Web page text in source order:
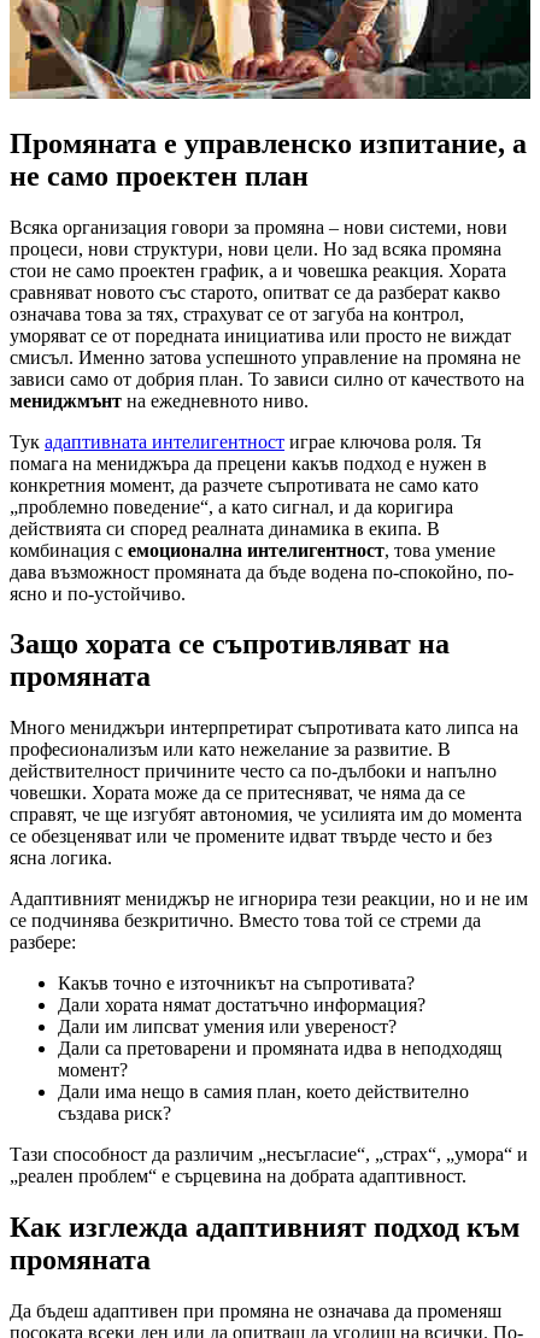
Промяната е управленско изпитание, а
не само проектен план
Всяка организация говори за промяна – нови системи, нови
процеси, нови структури, нови цели. Но зад всяка промяна
стои не само проектен график, а и човешка реакция. Хората
сравняват новото със старото, опитват се да разберат какво
означава това за тях, страхуват се от загуба на контрол,
уморяват се от поредната инициатива или просто не виждат
смисъл. Именно затова успешното управление на промяна не
зависи само от добрия план. То зависи силно от качеството на
мениджмънт на ежедневното ниво.
Тук адаптивната интелигентност играе ключова роля. Тя
помага на мениджъра да прецени какъв подход е нужен в
конкретния момент, да разчете съпротивата не само като
„проблемно поведение“, а като сигнал, и да коригира
действията си според реалната динамика в екипа. В
комбинация с емоционална интелигентност, това умение
дава възможност промяната да бъде водена по-спокойно, по-
ясно и по-устойчиво.
Защо хората се съпротивляват на
промяната
Много мениджъри интерпретират съпротивата като липса на
професионализъм или като нежелание за развитие. В
действителност причините често са по-дълбоки и напълно
човешки. Хората може да се притесняват, че няма да се
справят, че ще изгубят автономия, че усилията им до момента
се обезценяват или че промените идват твърде често и без
ясна логика.
Адаптивният мениджър не игнорира тези реакции, но и не им
се подчинява безкритично. Вместо това той се стреми да
разбере:
Какъв точно е източникът на съпротивата?
Дали хората нямат достатъчно информация?
Дали им липсват умения или увереност?
Дали са претоварени и промяната идва в неподходящ
момент?
Дали има нещо в самия план, което действително
създава риск?
Тази способност да различим „несъгласие“, „страх“, „умора“ и
„реален проблем“ е сърцевина на добрата адаптивност.
Как изглежда адаптивният подход към
промяната
Да бъдеш адаптивен при промяна не означава да променяш
посоката всеки ден или да опитваш да угодиш на всички. По-